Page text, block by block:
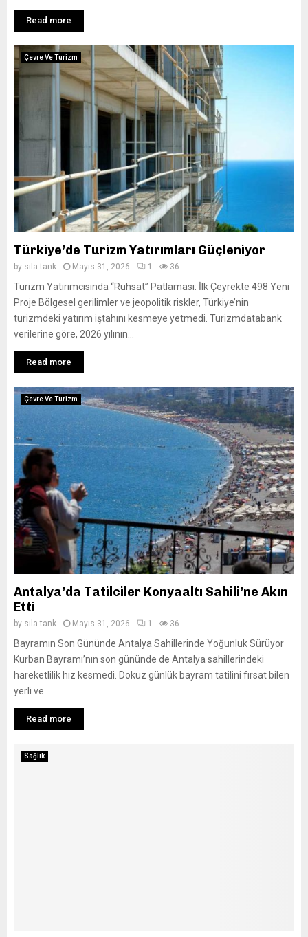
Read more
Çevre Ve Turizm
Türkiye’de Turizm Yatırımları Güçleniyor
by sıla tank Mayıs 31, 2026 1 36
Turizm Yatırımcısında “Ruhsat” Patlaması: İlk Çeyrekte 498 Yeni
Proje Bölgesel gerilimler ve jeopolitik riskler, Türkiye’nin
turizmdeki yatırım iştahını kesmeye yetmedi. Turizmdatabank
verilerine göre, 2026 yılının...
Read more
Çevre Ve Turizm
Antalya’da Tatilciler Konyaaltı Sahili’ne Akın
Etti
by sıla tank Mayıs 31, 2026 1 36
Bayramın Son Gününde Antalya Sahillerinde Yoğunluk Sürüyor
Kurban Bayramı’nın son gününde de Antalya sahillerindeki
hareketlilik hız kesmedi. Dokuz günlük bayram tatilini fırsat bilen
yerli ve...
Read more
Sağlık